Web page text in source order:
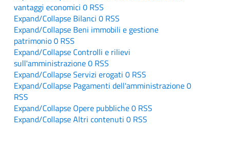
vantaggi economici 0 RSS
Expand/Collapse Bilanci 0 RSS
Expand/Collapse Beni immobili e gestione
patrimonio0 RSS
Expand/Collapse Controlli e rilievi
sull'amministrazione0 RSS
Expand/CollapseServizi erogati 0 RSS
Expand/Collapse Pagamenti dell'amministrazione0
RSS
Expand/Collapse Opere pubbliche0 RSS
Expand/CollapseAltri contenuti 0 RSS